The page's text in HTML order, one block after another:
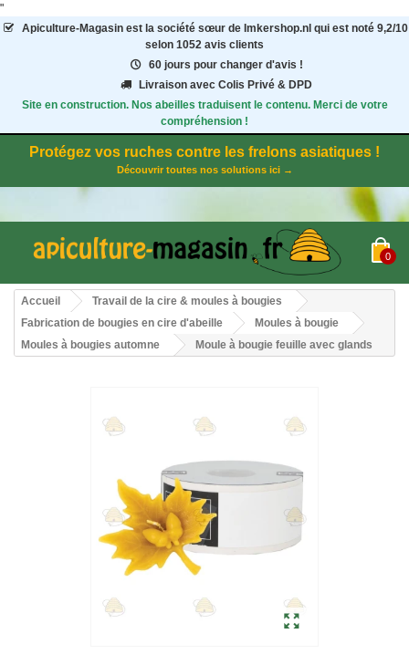
"
Apiculture-Magasinest la société sœur de Imkershop.nl qui est noté 9,2/10
selon 1052 avis clients
60 jours pour changer d'avis !
Livraison avec Colis Privé & DPD
Site en construction. Nos abeilles traduisent le contenu. Merci de votre
compréhension !
Protégez vos ruches contre les frelons asiatiques !
Découvrir toutes nos solutions ici →
0
Accueil
Travail de la cire & moules à bougies
Fabrication de bougies en cire d'abeille
Moules à bougie
Moules à bougies automne
Moule à bougie feuille avec glands